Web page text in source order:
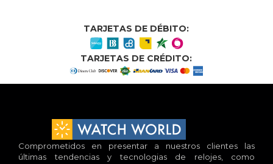
TARJETAS DE DÉBITO:
TARJETAS DE CRÉDITO:
Comprometidos en presentar a nuestros clientes las
últimas tendencias y tecnologias de relojes, como